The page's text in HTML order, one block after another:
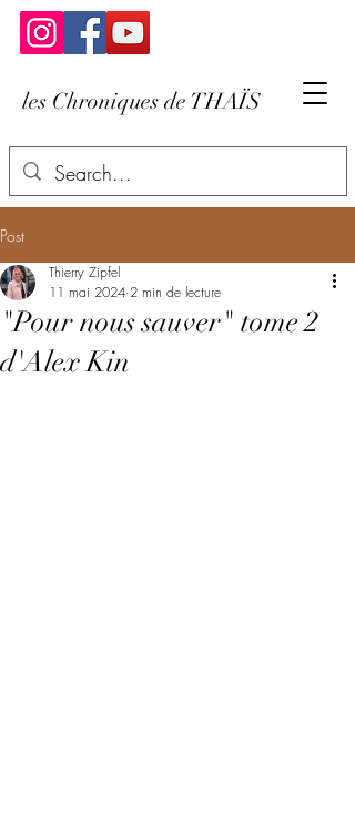
les Chroniques de THAÏS
Post
"Pour nous sauver" tome 2
d'Alex Kin
Thierry Zipfel
11 mai 2024 2 min de lecture